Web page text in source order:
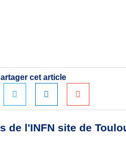
cet article
de l'INFN site de